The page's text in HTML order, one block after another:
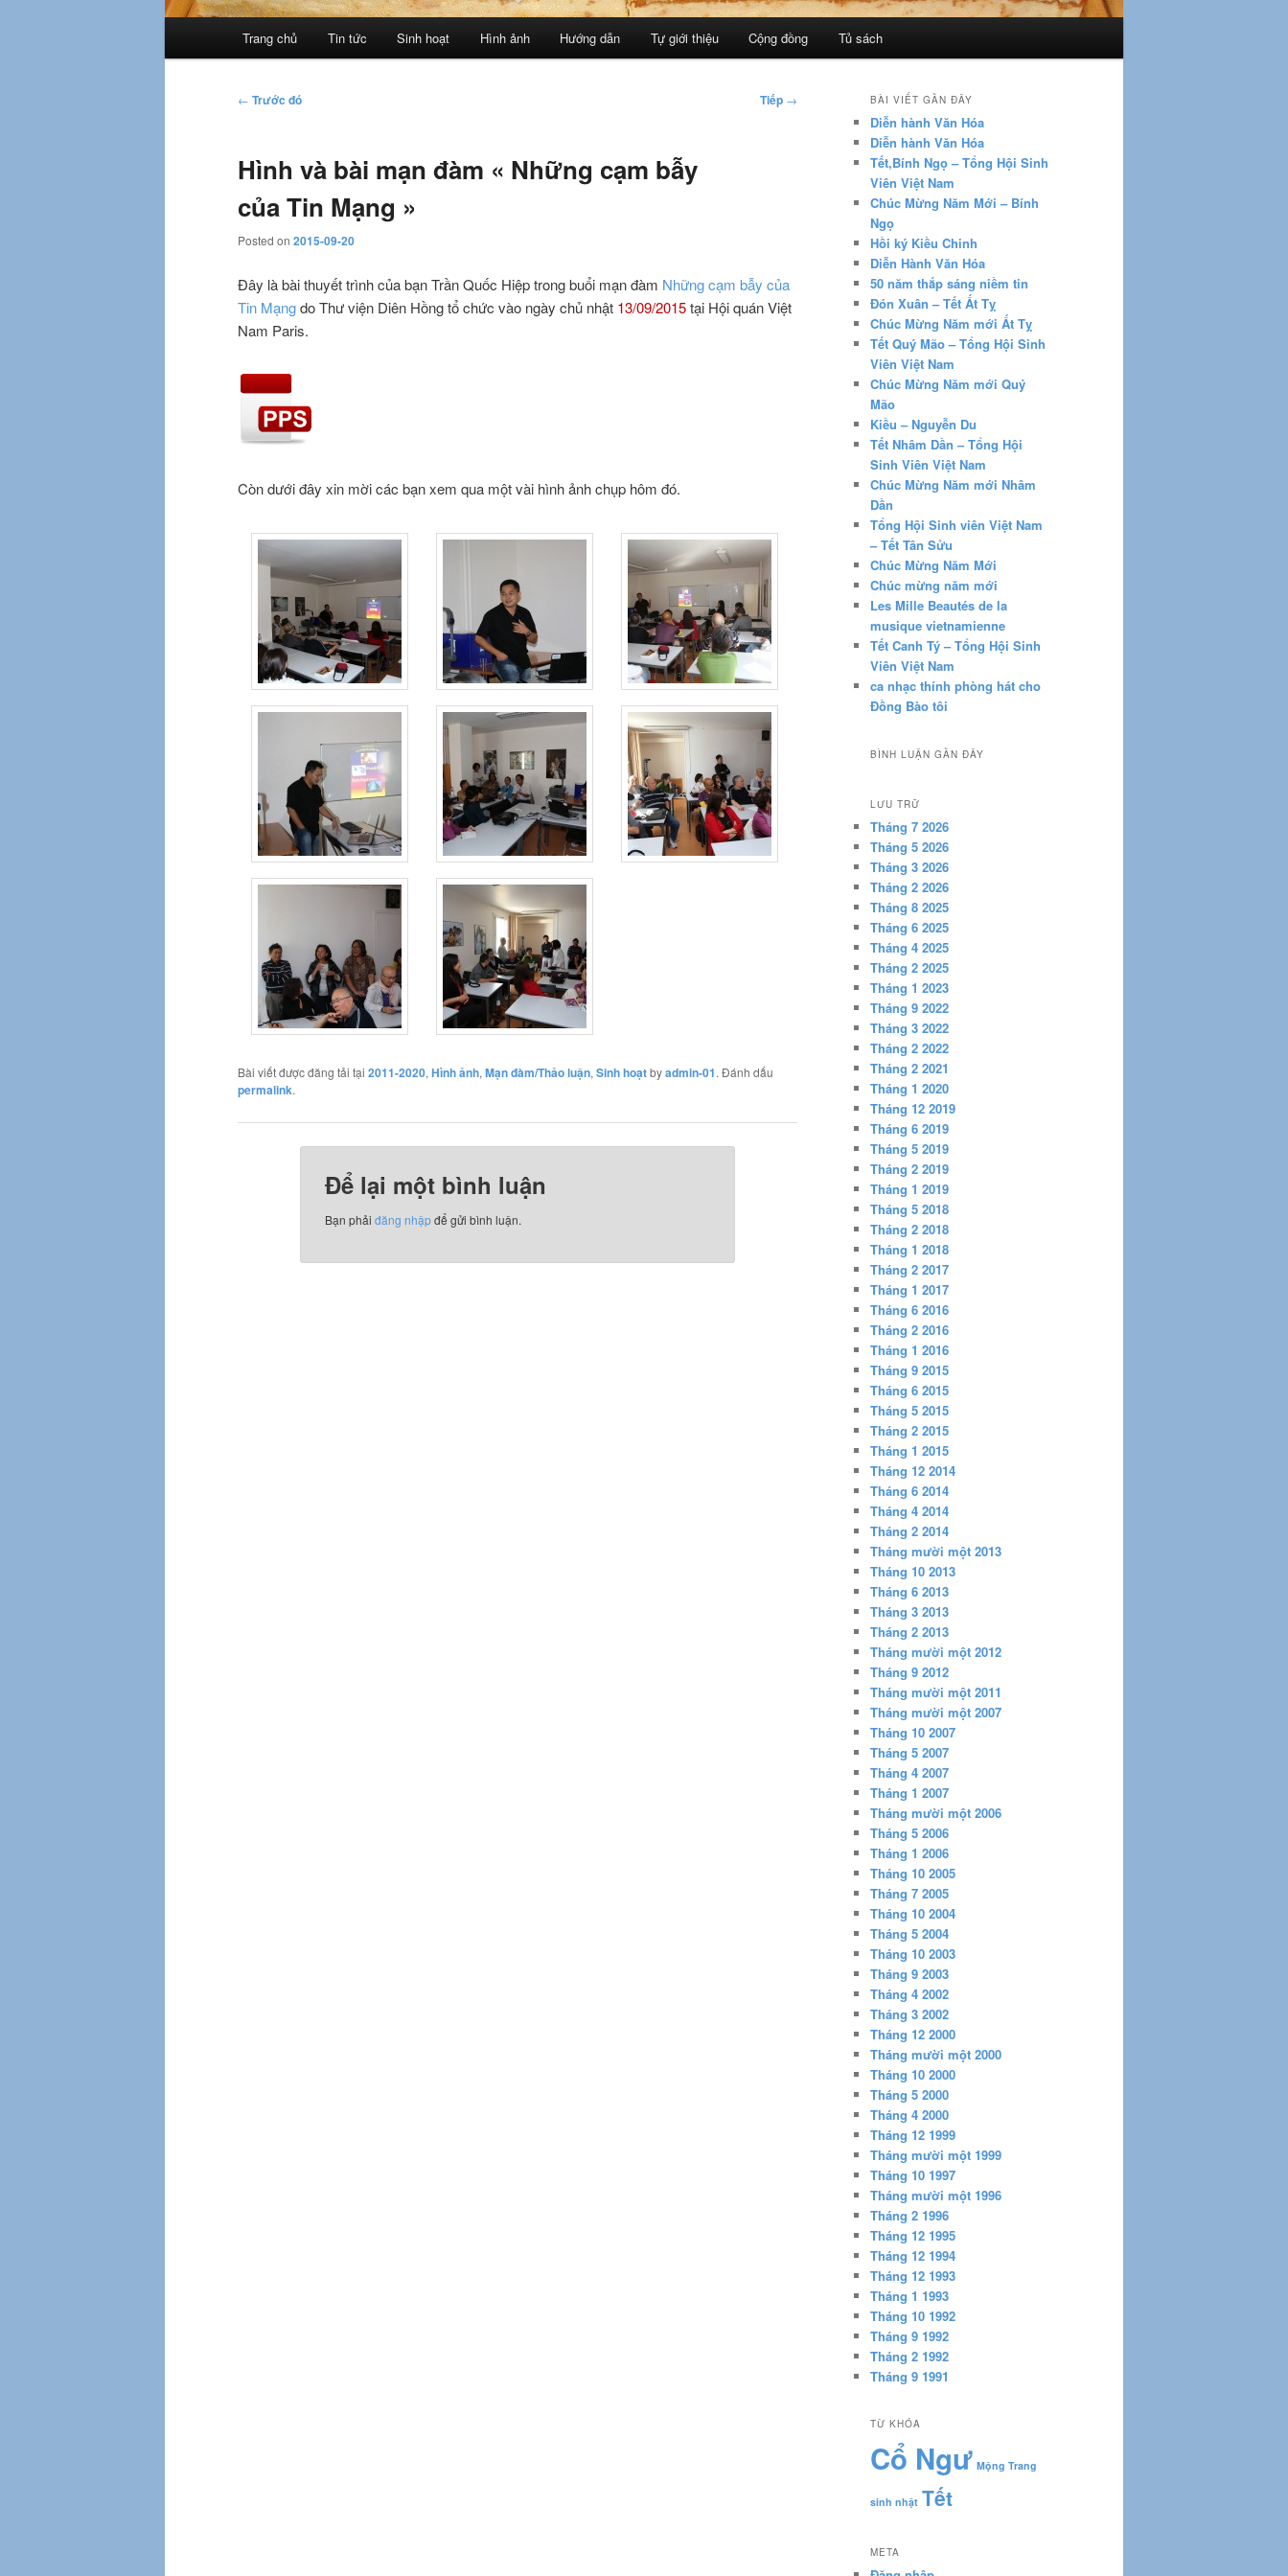
Trang chủ Tin tức Sinh hoạt Hình ảnh Hướng dẫn Tự giới thiệu Cộng đồng Tủ sách
Điều
viết
← Trước đó Tiếp →
Hình và bài mạn đàm « Những cạm bẫy
của Tin Mạng »
Posted on 2015-09-20
Đây là bài thuyết trình của bạn Trần Quốc Hiệp trong buổi mạn đàm Những cạm bẫy của
Tin Mạngdo Thư viện Diên Hồng tổ chức vào ngày chủ nhật 13/09/2015tại Hội quán Việt
Nam Paris.
Còn dưới đây xin mời các bạn xem qua một vài hình ảnh chụp hôm đó.
Bài viết được đăng tải tại 2011-2020, Hình ảnh, Mạn đàm/Thảo luận, Sinh hoạtbyadmin-01. Đánh dấu
permalink.
Để lại một bình luận
Bạn phải đăng nhậpđể gửi bình luận.
BÀI VIẾT GẦN ĐÂY
Diễn hành Văn Hóa
Diễn hành Văn Hóa
Tết,Bính Ngọ – Tổng Hội Sinh
Viên Việt Nam
Chúc Mừng Năm Mới – Bính
Ngọ
Hồi ký Kiều Chinh
Diễn Hành Văn Hóa
50 năm thắp sáng niềm tin
Đón Xuân – Tết Ất Tỵ
Chúc Mừng Năm mới Ất Tỵ
Tết Quý Mão – Tổng Hội Sinh
Viên Việt Nam
Chúc Mừng Năm mới Quý
Mão
Kiều – Nguyễn Du
Tết Nhâm Dần – Tổng Hội
Sinh Viên Việt Nam
Chúc Mừng Năm mới Nhâm
Dần
Tổng Hội Sinh viên Việt Nam
– Tết Tân Sửu
Chúc Mừng Năm Mới
Chúc mừng năm mới
Les Mille Beautés de la
musique vietnamienne
Tết Canh Tý – Tổng Hội Sinh
Viên Việt Nam
ca nhạc thính phòng hát cho
Đồng Bào tôi
BÌNH LUẬN GẦN ĐÂY
LƯU TRỮ
Tháng 7 2026
Tháng 5 2026
Tháng 3 2026
Tháng 2 2026
Tháng 8 2025
Tháng 6 2025
Tháng 4 2025
Tháng 2 2025
Tháng 1 2023
Tháng 9 2022
Tháng 3 2022
Tháng 2 2022
Tháng 2 2021
Tháng 1 2020
Tháng 12 2019
Tháng 6 2019
Tháng 5 2019
Tháng 2 2019
Tháng 1 2019
Tháng 5 2018
Tháng 2 2018
Tháng 1 2018
Tháng 2 2017
Tháng 1 2017
Tháng 6 2016
Tháng 2 2016
Tháng 1 2016
Tháng 9 2015
Tháng 6 2015
Tháng 5 2015
Tháng 2 2015
Tháng 1 2015
Tháng 12 2014
Tháng 6 2014
Tháng 4 2014
Tháng 2 2014
Tháng mười một 2013
Tháng 10 2013
Tháng 6 2013
Tháng 3 2013
Tháng 2 2013
Tháng mười một 2012
Tháng 9 2012
Tháng mười một 2011
Tháng mười một 2007
Tháng 10 2007
Tháng 5 2007
Tháng 4 2007
Tháng 1 2007
Tháng mười một 2006
Tháng 5 2006
Tháng 1 2006
Tháng 10 2005
Tháng 7 2005
Tháng 10 2004
Tháng 5 2004
Tháng 10 2003
Tháng 9 2003
Tháng 4 2002
Tháng 3 2002
Tháng 12 2000
Tháng mười một 2000
Tháng 10 2000
Tháng 5 2000
Tháng 4 2000
Tháng 12 1999
Tháng mười một 1999
Tháng 10 1997
Tháng mười một 1996
Tháng 2 1996
Tháng 12 1995
Tháng 12 1994
Tháng 12 1993
Tháng 1 1993
Tháng 10 1992
Tháng 9 1992
Tháng 2 1992
Tháng 9 1991
TỪ KHÓA
Cổ Ngư Mộng Trang
sinh nhật Tết
META